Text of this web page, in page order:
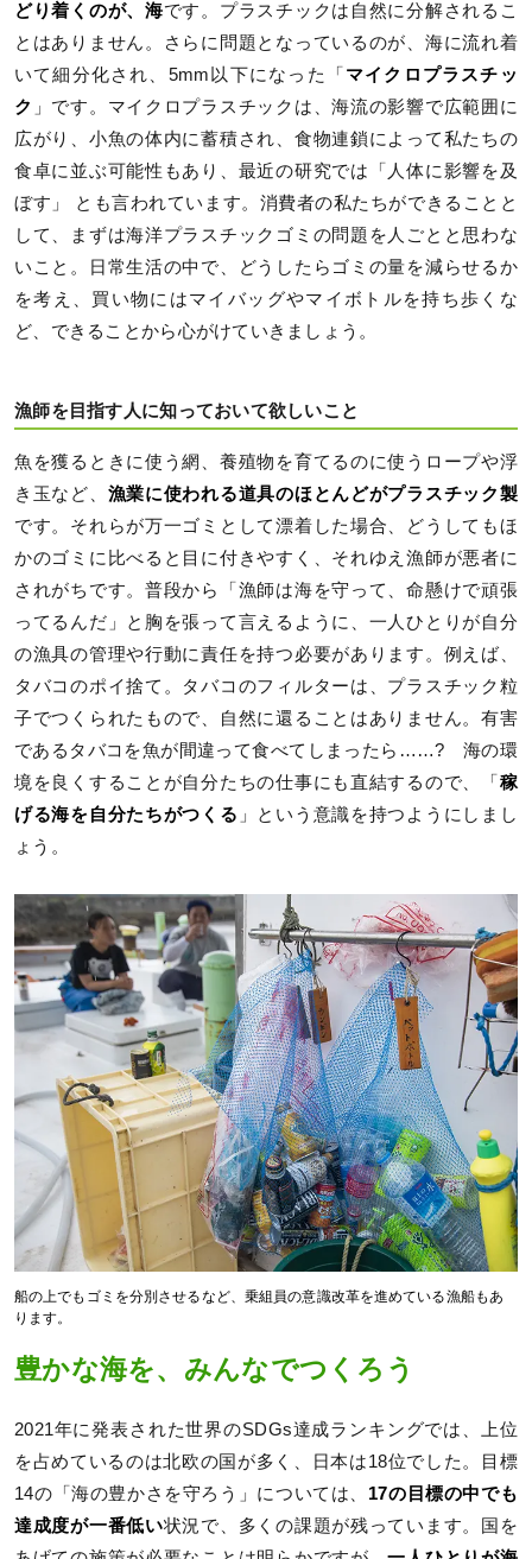
どり着くのが、海です。プラスチックは自然に分解されるこ
とはありません。さらに問題となっているのが、海に流れ着
いて細分化され、5mm以下になった「 マイクロプラスチッ
ク 」です。マイクロプラスチックは、海流の影響で広範囲に
広がり、小魚の体内に蓄積され、食物連鎖によって私たちの
食卓に並ぶ可能性もあり、最近の研究では「人体に影響を及
ぼす」 とも言われています。消費者の私たちができることと
して、まずは海洋プラスチックゴミの問題を人ごとと思わな
いこと。日常生活の中で、どうしたらゴミの量を減らせるか
を考え、買い物にはマイバッグやマイボトルを持ち歩くな
ど、できることから心がけていきましょう。
漁師を目指す人に知っておいて欲しいこと
魚を獲るときに使う網、養殖物を育てるのに使うロープや浮
き玉など、 漁業に使われる道具のほとんどがプラスチック製
です。それらが万一ゴミとして漂着した場合、どうしてもほ
かのゴミに比べると目に付きやすく、それゆえ漁師が悪者に
されがちです。普段から「漁師は海を守って、命懸けで頑張
ってるんだ」と胸を張って言えるように、一人ひとりが自分
の漁具の管理や行動に責任を持つ必要があります。例えば、
タバコのポイ捨て。タバコのフィルターは、プラスチック粒
子でつくられたもので、自然に還ることはありません。有害
であるタバコを魚が間違って食べてしまったら……? 海の環
境を良くすることが自分たちの仕事にも直結するので、「 稼
げる海を自分たちがつくる 」という意識を持つようにしまし
ょう。
船の上でもゴミを分別させるなど、乗組員の意識改革を進めている漁船もあ
ります。
豊かな海を、みんなでつくろう
2021年に発表された世界のSDGs達成ランキングでは、上位
を占めているのは北欧の国が多く、日本は18位でした。目標
14の「海の豊かさを守ろう」については、 17の目標の中でも
達成度が一番低い状況で、多くの課題が残っています。国を